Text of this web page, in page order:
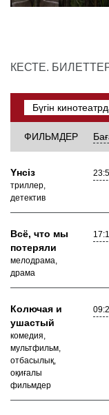
КЕСТЕ.
ФИЛЬМДЕР
Yнсiз
триллер,
детектив
Всё, что мы
потеряли
мелодрама,
драма
Колючая и
ушастый
комедия,
мультфильм,
отбасылық,
оқиғалы
фильмдер